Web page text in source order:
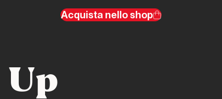
Dal passato al
Up
Acquista nello shop